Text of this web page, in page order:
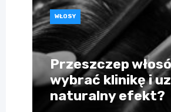
WŁOSY
Przeszczep
wybrać klinikę i
naturalny efekt?